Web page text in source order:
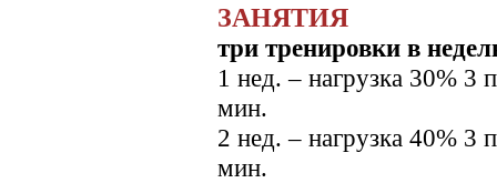
ЗАНЯТИЯ
три тренировки в
1 нед. – нагрузка 30%
мин.
2 нед. – нагрузка 40%
мин.